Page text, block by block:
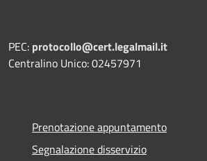
PEC: protocollo@cert.legalmail.it
Centralino Unico: 02457971
Prenotazione appuntamento
Segnalazione disservizio